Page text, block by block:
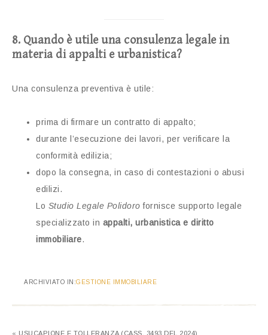
8. Quando è utile una consulenza legale in
materia di appalti e urbanistica?
Una consulenza preventiva è utile:
prima di firmare un contratto di appalto;
durante l’esecuzione dei lavori, per verificare la
conformità edilizia;
dopo la consegna, in caso di contestazioni o abusi
edilizi.
Lo Studio Legale Polidoro fornisce supporto legale
specializzato in appalti, urbanistica e diritto
immobiliare.
ARCHIVIATO IN:GESTIONE IMMOBILIARE
« USUCAPIONE E TOLLERANZA (CASS. 3493 DEL 2024)